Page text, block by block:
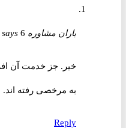
باران مشاوره says 6 سال ago
خیر. جز خدمت آن
به مرخصی رفته اند.
Reply